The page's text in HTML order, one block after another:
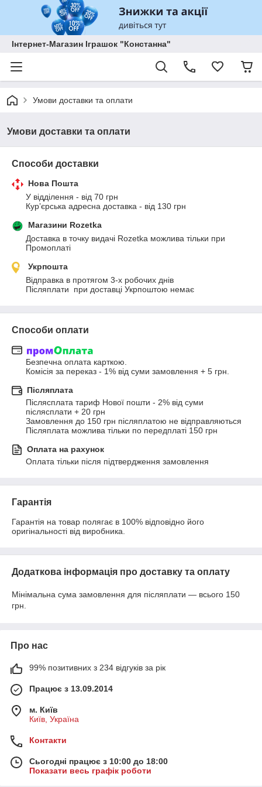
Інтернет-Магазин Іграшок "Констанна"
Умови доставки та оплати
Умови доставки та оплати
Способи доставки
Нова Пошта
У відділення - від 70 грн
Курʼєрська адресна доставка - від 130 грн
Магазини Rozetka
Доставка в точку видачі Rozetka можлива тільки при
Промоплаті
Укрпошта
Відправка в протягом 3-х робочих днів
Післяплати  при доставці Укрпоштою немає
Способи оплати
Безпечна оплата карткою.
Комісія за переказ - 1% від суми замовлення + 5 грн.
Післяплата
Післясплата тариф Нової пошти - 2% від суми
післясплати + 20 грн
Замовлення до 150 грн післяплатою не відправляються
Післяплата можлива тільки по передплаті 150 грн
Оплата на рахунок
Оплата тільки після підтвердження замовлення
Гарантія
Гарантія на товар полягає в 100% відповідно його
оригінальності від виробника.
Додаткова інформація про доставку та оплату
Мінімальна сума замовлення для післяплати — всього 150
грн.
Про нас
99% позитивних з 234 відгуків за рік
Працює з 13.09.2014
м. Київ
Київ, Україна
Контакти
Сьогодні працює з 10:00 до 18:00
Показати весь графік роботи